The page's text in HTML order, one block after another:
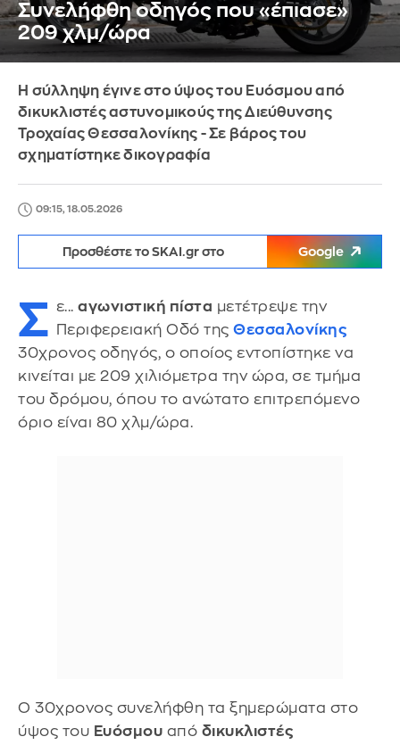
Συνελήφθη οδηγός που «έπιασε»
209 χλμ/ώρα
Η σύλληψη έγινε στο ύψος του Ευόσμου από
δικυκλιστές αστυνομικούς της Διεύθυνσης
Τροχαίας Θεσσαλονίκης - Σε βάρος του
σχηματίστηκε δικογραφία
09:15, 18.05.2026
Προσθέστε το SKAI.gr στο Google
Σ ε... αγωνιστική πίστα μετέτρεψε την
Περιφερειακή Οδό της Θεσσαλονίκης
30χρονος οδηγός, ο οποίος εντοπίστηκε να
κινείται με 209 χιλιόμετρα την ώρα, σε τμήμα
του δρόμου, όπου το ανώτατο επιτρεπόμενο
όριο είναι 80 χλμ/ώρα.
Ο 30χρονος συνελήφθη τα ξημερώματα στο
ύψος του Ευόσμου από δικυκλιστές